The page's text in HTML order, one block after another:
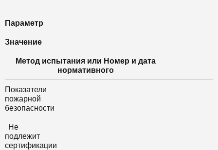
Параметр
Значение
Метод испытания или Номер и дата
нормативного
Показатели
пожарной
безопасности
Не
подлежит
сертификации